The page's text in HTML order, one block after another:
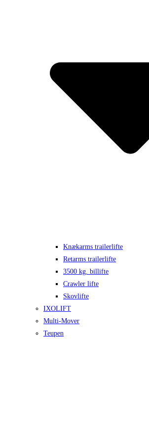
Knækarms trailerlifte
Retarms trailerlifte
3500 kg. billifte
Crawler lifte
Skovlifte
IXOLIFT
Multi-Mover
Teupen